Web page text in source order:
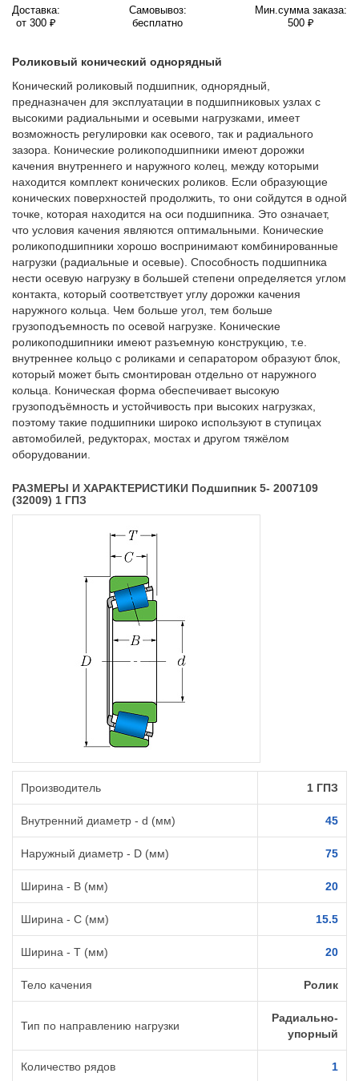
Доставка:
от 300 ₽
Самовывоз:
бесплатно
Мин.сумма заказа:
500 ₽
Роликовый конический однорядный
Конический роликовый подшипник, однорядный,
предназначен для эксплуатации в подшипниковых узлах с
высокими радиальными и осевыми нагрузками, имеет
возможность регулировки как осевого, так и радиального
зазора. Конические роликоподшипники имеют дорожки
качения внутреннего и наружного колец, между которыми
находится комплект конических роликов. Если образующие
конических поверхностей продолжить, то они сойдутся в одной
точке, которая находится на оси подшипника. Это означает,
что условия качения являются оптимальными. Конические
роликоподшипники хорошо воспринимают комбинированные
нагрузки (радиальные и осевые). Способность подшипника
нести осевую нагрузку в большей степени определяется углом
контакта, который соответствует углу дорожки качения
наружного кольца. Чем больше угол, тем больше
грузоподъемность по осевой нагрузке. Конические
роликоподшипники имеют разъемную конструкцию, т.е.
внутреннее кольцо с роликами и сепаратором образуют блок,
который может быть смонтирован отдельно от наружного
кольца. Коническая форма обеспечивает высокую
грузоподъёмность и устойчивость при высоких нагрузках,
поэтому такие подшипники широко используют в ступицах
автомобилей, редукторах, мостах и другом тяжёлом
оборудовании.
РАЗМЕРЫ И ХАРАКТЕРИСТИКИ Подшипник 5- 2007109
(32009) 1 ГПЗ
Производитель 1 ГПЗ
Внутренний диаметр - d (мм) 45
Наружный диаметр - D (мм) 75
Ширина - B (мм) 20
Ширина - C (мм) 15.5
Ширина - T (мм) 20
Тело качения Ролик
Тип по направлению нагрузки
Радиально-
упорный
Количество рядов 1